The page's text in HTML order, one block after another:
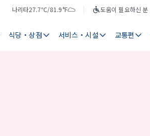
나리타
기
27.7℃/81.9°F
날
도움이 필요하신 분
식당・상점 서비스・시설 교통편